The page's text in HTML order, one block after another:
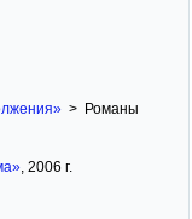
> Романы
, 2006 г.